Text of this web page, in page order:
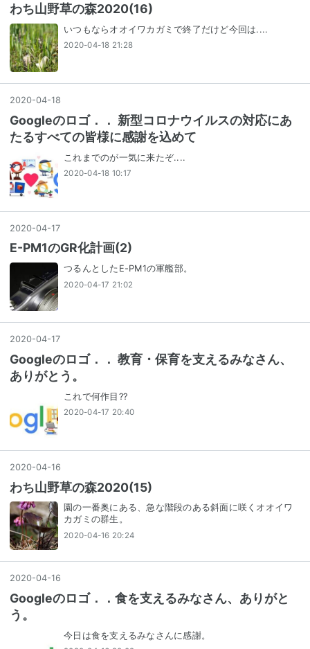
わち山野草の森2020(16)
いつもならオオイワカガミで終了だけど今回は....
2020-04-18 21:28
2020-04-18
Googleのロゴ．． 新型コロナウイルスの対応にあ
たるすべての皆様に感謝を込めて
これまでのが一気に来たぞ....
2020-04-18 10:17
2020-04-17
E-PM1のGR化計画(2)
つるんとしたE-PM1の軍艦部。
2020-04-17 21:02
2020-04-17
Googleのロゴ．． 教育・保育を支えるみなさん、
ありがとう。
これで何作目??
2020-04-17 20:40
2020-04-16
わち山野草の森2020(15)
園の一番奥にある、急な階段のある斜面に咲くオオイワ
カガミの群生。
2020-04-16 20:24
2020-04-16
Googleのロゴ．．食を支えるみなさん、ありがと
う。
今日は食を支えるみなさんに感謝。